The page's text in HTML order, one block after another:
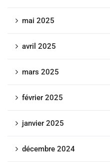
mai 2025
avril 2025
mars 2025
février 2025
janvier 2025
décembre 2024